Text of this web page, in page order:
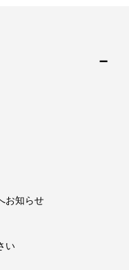
お知らせ
い